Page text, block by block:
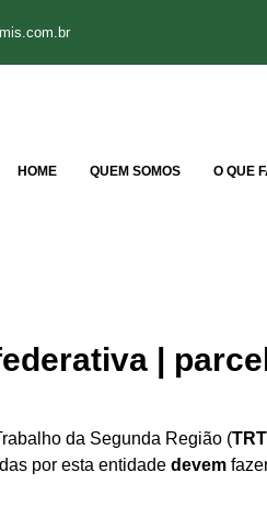
HOME QUEM SOMOS O QUE
|
da Segunda Região (
por esta entidade devem